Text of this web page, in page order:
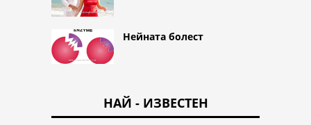
Нейната болест
НАЙ - ИЗВЕСТЕН